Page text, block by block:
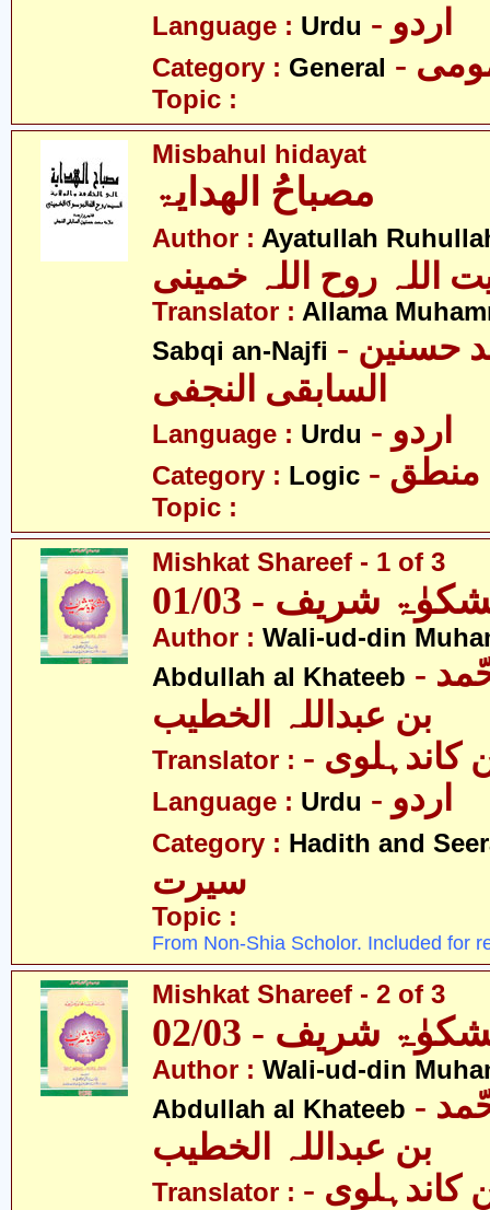
Language : Urdu - اردو
Category : General
Topic :
Misbahul hidayat
مصباحُ الھدایۃ
Author : Ayatullah
اللہ روح اللہ خمینی
Translator : Allama
Sabqi an-Najfi - علامہ محمد حسنین
السابقی النجفی
Language : Urdu - اردو
Category : Logic - منطق
Topic :
Mishkat Shareef - 1 of 3
شریف - 01/03
Author : Wali-ud-din
Abdullah al Khateeb - ولی الدین محّمد
بن عبداللہ الخطیب
Translator : کاندہلوی
Language : Urdu - اردو
Category : Hadith and
سیرت
Topic :
From Non-Shia Scholor. Included for
Mishkat Shareef - 2 of 3
شریف - 02/03
Author : Wali-ud-din
Abdullah al Khateeb - ولی الدین محّمد
بن عبداللہ الخطیب
Translator : کاندہلوی